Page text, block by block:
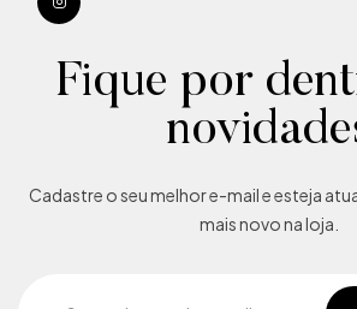
Fique por
Cadastre o seu melhor e-mail e esteja
mais novo na loja.